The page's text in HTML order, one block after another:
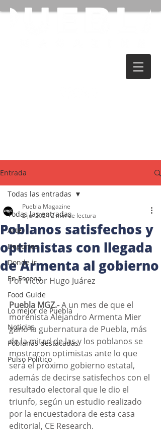
Entrada
Todas las entradas
Arte
Deportes
Donde ir
En Escena
Food Guide
Lo mejor de Puebla
Noticias
Poblanas destacadas
Pulso Político
Todas las entradas
Poblanos satisfechos y
optimistas con llegada
de Armenta al gobierno
Puebla Magazine
2 jul 20242 min de lectura
Por Víctor Hugo Juárez
Puebla MGZ.- A un mes de que el
morenista Alejandro Armenta Mier
ganó la gubernatura de Puebla, más
de la mitad de las y los poblanos se
mostraron optimistas ante lo que
será el próximo gobierno estatal,
además de decirse satisfechos con el
resultado electoral que le dio el
triunfo, según un estudio realizado
por la encuestadora de esta casa
editorial, CE Research.